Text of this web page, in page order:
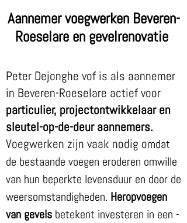
Aannemer voegwerken Beveren-
Roeselare en gevelrenovatie
Peter Dejonghe vof is als aannemer
in Beveren-Roeselare actief voor
particulier, projectontwikkelaar en
sleutel-op-de-deur aannemers.
Voegwerken zijn vaak nodig omdat
de bestaande voegen eroderen omwille
van hun beperkte levensduur en door de
weersomstandigheden. Heropvoegen
van gevels betekent investeren in een -